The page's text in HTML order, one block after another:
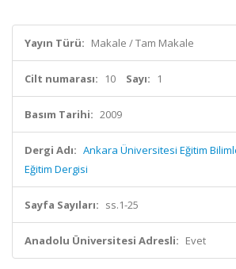
Yayın Türü: Makale / Tam Makale
Cilt numarası: 10 Sayı: 1
Basım Tarihi: 2009
Dergi Adı: Ankara Üniversitesi Eğitim
Eğitim Dergisi
Sayfa Sayıları: ss.1-25
Anadolu Üniversitesi Adresli: Evet